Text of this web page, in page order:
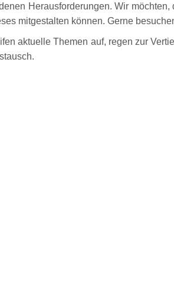
Herausforderungen. Wir
mitgestalten können. Gerne
aktuelle Themen auf, regen zur